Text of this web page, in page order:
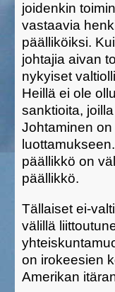
joidenkin
vastaavia
päälliköiksi.
johtajia aivan
nykyiset
Heillä ei ole
sanktioita,
Johtaminen
päällikkö on
päällikkö.
Tällaiset ei-
välillä
on irokeesien
Amerikan